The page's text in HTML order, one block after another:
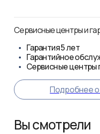
Сервисные центры и
Гарантия5 лет
Гарантийное
Сервисные центры
Подробнее о
Вы смотрели